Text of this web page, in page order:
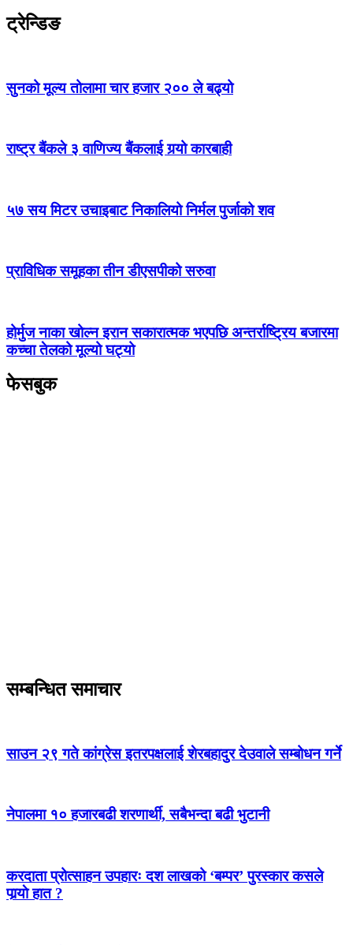
ट्रेन्डिङ
सुनको मूल्य तोलामा चार हजार २०० ले बढ्यो
राष्ट्र बैंकले ३ वाणिज्य बैंकलाई गर्‍यो कारबाही
५७ सय मिटर उचाइबाट निकालियो निर्मल पुर्जाको शव
प्राविधिक समूहका तीन डीएसपीको सरुवा
होर्मुज नाका खोल्न इरान सकारात्मक भएपछि अन्तर्राष्ट्रिय बजारमा
कच्चा तेलको मूल्यो घट्यो
फेसबुक
सम्बन्धित समाचार
साउन २९ गते कांग्रेस इतरपक्षलाई शेरबहादुर देउवाले सम्बोधन गर्ने
नेपालमा १० हजारबढी शरणार्थी, सबैभन्दा बढी भुटानी
करदाता प्रोत्साहन उपहारः दश लाखको ‘बम्पर’ पुरस्कार कसले
पार्‍याे हात ?